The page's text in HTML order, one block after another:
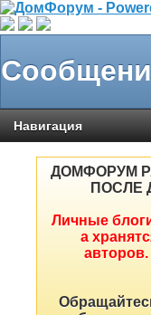
Навигация
ДОМФОРУМ
ПОСЛЕ
Личные
а